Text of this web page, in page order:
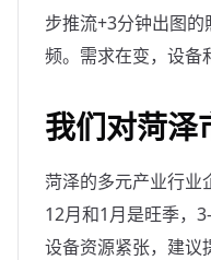
步推流+3分钟出图
频。需求在变，设备
我们对菏泽
菏泽的多元产业行
12月和1月是旺季，
设备资源紧张，建议